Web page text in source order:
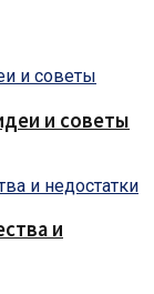
и советы
и